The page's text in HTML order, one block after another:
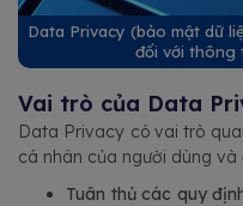
Data Privacy (bảo mật dữ
đối với thông
Vai trò của Data
Data Privacy có vai trò
cá nhân của người dùng
Tuân thủ các quy